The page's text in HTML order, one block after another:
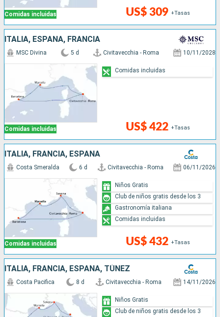
Comidas incluidas US$ 309 +Tasas
ITALIA, ESPAÑA, FRANCIA
Comidas incluidas
MSC Divina 5 d Civitavecchia - Roma 10/11/2028
US$ 422 +Tasas
Comidas incluidas
ITALIA, FRANCIA, ESPAÑA
Comidas incluidas
Costa Smeralda 6 d Civitavecchia - Roma 06/11/2026
US$ 432 +Tasas
Niños Gratis
Club de niños gratis desde los 3
Gastronomía italiana
Comidas incluidas
ITALIA, FRANCIA, ESPAÑA, TÚNEZ
Costa Pacifica 8 d Civitavecchia - Roma 14/11/2026
Niños Gratis
Club de niños gratis desde los 3